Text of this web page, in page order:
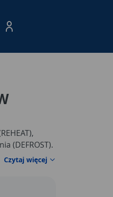
Spacja – otwórz/
(DEFROST).
Czytaj więcej